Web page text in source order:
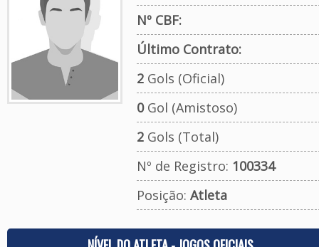
Nº CBF:
Último Contrato:
2Gols (Oficial)
0Gol (Amistoso)
2Gols (Total)
Nº de Registro: 100334
Posição: Atleta